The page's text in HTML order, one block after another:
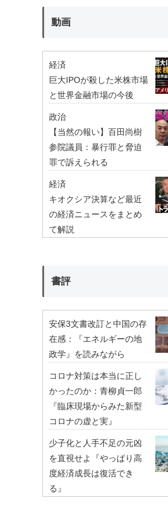
動画
経済
巨大IPOが殺した米株市場
と世界金融市場の今後
政治
【当然の報い】百田尚樹
参院議員：暴行罪と脅迫
罪で訴えられる
経済
キオクシア決算など最近
の経済ニュースをまとめ
て解説
書評
安保3文書改訂と中国の存
在感：『エネルギーの地
政学』を読みながら
コロナ対策は本当に正し
かったのか：青柳貞一郎
『臨床現場からみた新型
コロナの虚と実』
少子化と人手不足の元凶
を直視せよ『やっぱり高
度経済成長は復活でき
る』